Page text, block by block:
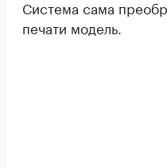
Система сама
печати модель.